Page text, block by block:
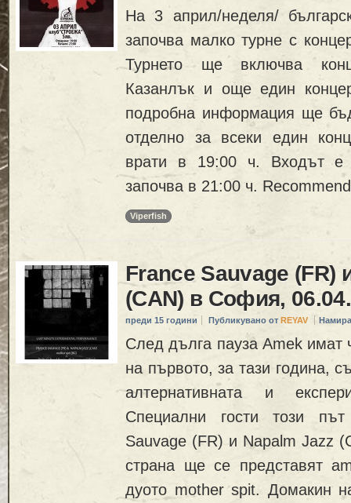
На 3 април/неделя/
започва малко турне с
Турнето ще включва
Казанлък и още един
подробна информация ще
отделно за всеки един
врати в 19:00 ч. Входът е
започва в 21:00 ч.
Viperfish
France Sauvage (FR)
(CAN) в София,
преди 15 години Публикувано от REYAV
След дълга пауза Amek имат
на първото, за тази година,
алтернативната и
Специални гости този
Sauvage (FR) и Napalm Jazz
страна ще се представят
дуото mother spit. Домакин